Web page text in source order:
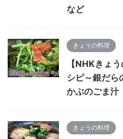
など
きょうの料理
【NHKきょ
シピ～銀だら
かぶのごま汁
きょうの料理